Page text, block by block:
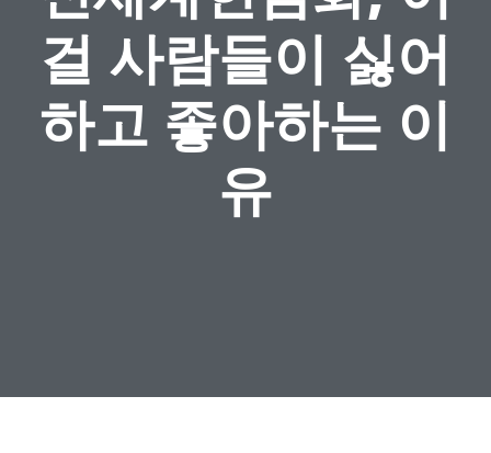
걸 사람들이 싫어
하고 좋아하는 이
유